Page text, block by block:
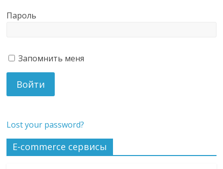
эти
читателем.
Пароль
Запомнить меня
Lost your password?
E-commerce сервисы